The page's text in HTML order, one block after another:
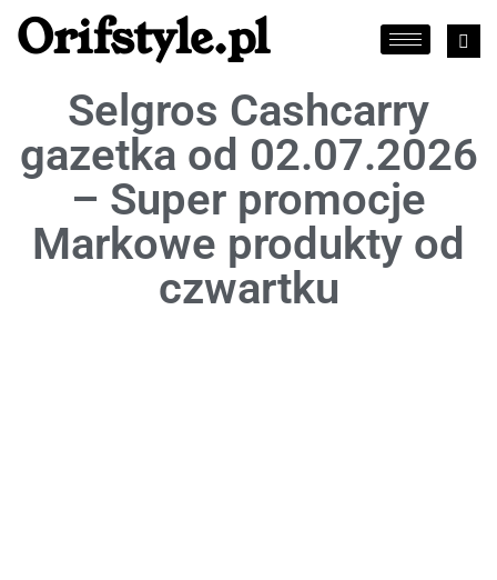
Orifstyle.pl
Selgros Cashcarry
gazetka od 02.07.2026
– Super promocje
Markowe produkty od
czwartku